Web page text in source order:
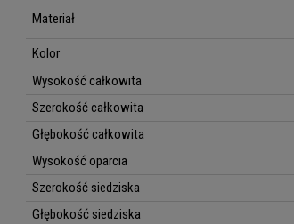
Materiał
Kolor
Wysokość całkowita
Szerokość całkowita
Głębokość całkowita
Wysokość oparcia
Szerokość siedziska
Głębokość siedziska